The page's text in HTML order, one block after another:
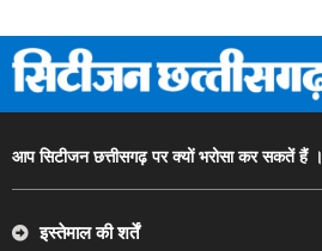
आप सिटीजन छत्तीसगढ़ पर क्यों भरोसा कर सकतें हैं ।
इस्तेमाल की शर्तें